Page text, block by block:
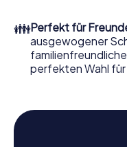
Jetzt starten Sie Ihren
ein – und sind startklar!
Worauf warten Sie
👪Perfekt für
ausgewogener
perfekten Wahl